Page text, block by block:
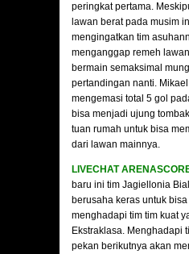
peringkat pertama.
lawan berat pada musim
mengingatkan tim
menganggap remeh
bermain semaksimal
pertandingan nanti.
mengemasi total 5 gol
bisa menjadi ujung
tuan rumah untuk bisa
dari lawan mainnya.
LIVECHAT
baru ini tim Jagiellonia
berusaha keras untuk
menghadapi tim tim kuat
Ekstraklasa. Menghadapi
pekan berikutnya akan